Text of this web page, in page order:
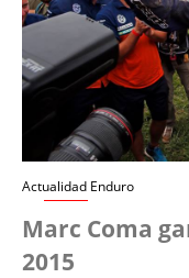
Actualidad Enduro
Marc Coma
2015